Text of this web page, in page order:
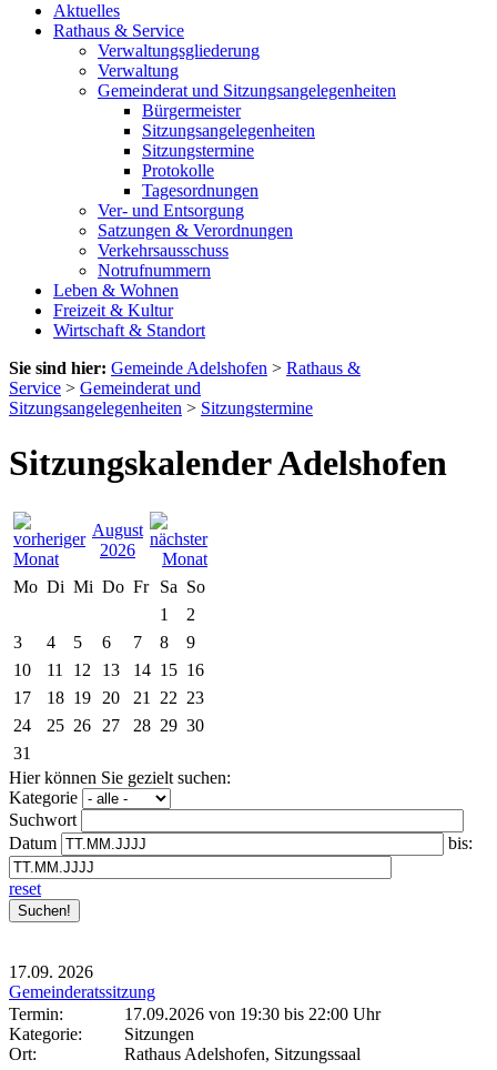
Aktuelles
Rathaus & Service
Verwaltungsgliederung
Verwaltung
Gemeinderat und Sitzungsangelegenheiten
Bürgermeister
Sitzungsangelegenheiten
Sitzungstermine
Protokolle
Tagesordnungen
Ver- und Entsorgung
Satzungen & Verordnungen
Verkehrsausschuss
Notrufnummern
Leben & Wohnen
Freizeit & Kultur
Wirtschaft & Standort
Sie sind hier: Gemeinde Adelshofen > Rathaus &
Service > Gemeinderat und
Sitzungsangelegenheiten > Sitzungstermine
Sitzungskalender Adelshofen
August
2026
Mo Di Mi Do Fr Sa So
1
2
3
4 5 6 7 8
9
10
11 12 13 14 15 16
17
18 19 20 21 22 23
24
25 26 27 28 29 30
31
Hier können Sie gezielt suchen:
Kategorie
Suchwort
Datum
bis:
reset
17.09. 2026
Gemeinderatssitzung
Termin:
17.09.2026 von 19:30 bis 22:00 Uhr
Kategorie:
Sitzungen
Ort:
Rathaus Adelshofen, Sitzungssaal